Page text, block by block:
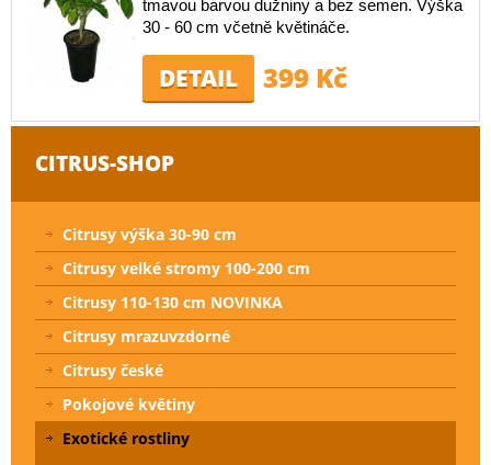
tmavou barvou dužniny a bez semen. Výška
30 - 60 cm včetně květináče.
DETAIL 399 Kč
CITRUS-SHOP
Citrusy výška 30-90 cm
Citrusy velké stromy 100-200 cm
Citrusy 110-130 cm NOVINKA
Citrusy mrazuvzdorné
Citrusy české
Pokojové květiny
Exotické rostliny